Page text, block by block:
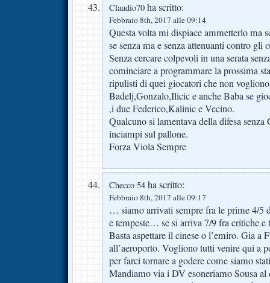
Claudio70 ha scritto:
Febbraio 8th, 2017 alle 09:14
Questa volta mi dispiace ammetterlo ma
se senza ma e senza attenuanti contro gli
Senza cercare colpevoli in una serata
cominciare a programmare la prossima
ripulisti di quei giocatori che non
Badelj,Gonzalo,Ilicic e anche Baba se
,i due Federico,Kalinic e Vecino.
Qualcuno si lamentava della difesa senza
inciampi sul pallone.
Forza Viola Sempre
Checco 54 ha scritto:
Febbraio 8th, 2017 alle 09:17
… siamo arrivati sempre fra le prime 4/5
e tempeste… se si arriva 7/9 fra critiche e
Basta aspettare il cinese o l’emiro. Gia a
all’aeroporto. Vogliono tutti venire qui a
per farci tornare a godere come siamo
Mandiamo via i DV esoneriamo Sousa